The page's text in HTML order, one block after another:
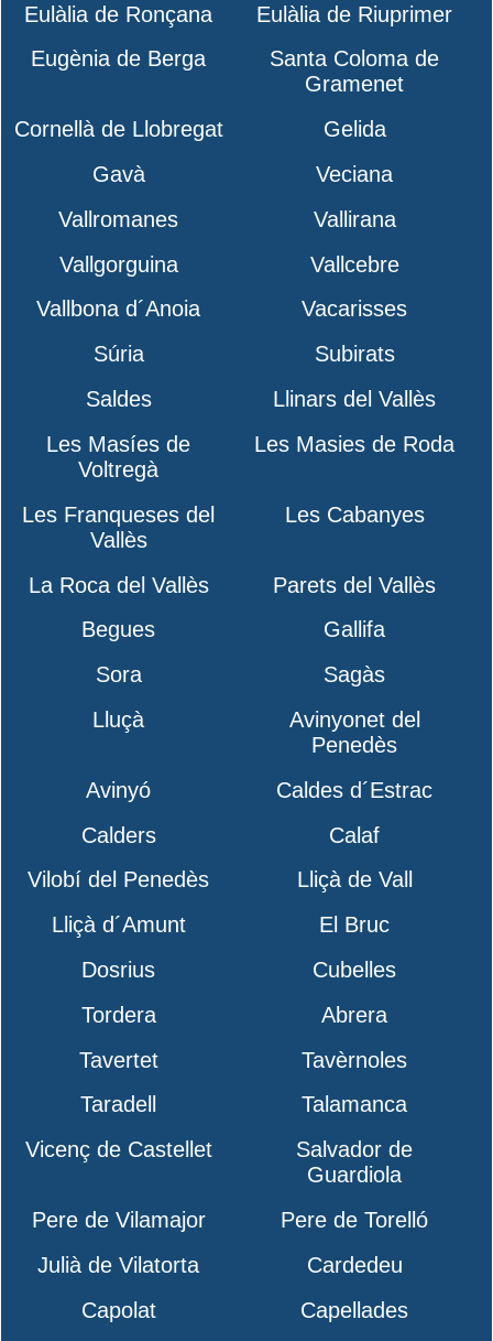
Eulàlia de Ronçana
Eulàlia de Riuprimer
Eugènia de Berga
Santa Coloma de
Gramenet
Cornellà de Llobregat
Gelida
Gavà
Veciana
Vallromanes
Vallirana
Vallgorguina
Vallcebre
Vallbona d´Anoia
Vacarisses
Súria
Subirats
Saldes
Llinars del Vallès
Les Masíes de
Voltregà
Les Masies de Roda
Les Franqueses del
Vallès
Les Cabanyes
La Roca del Vallès
Parets del Vallès
Begues
Gallifa
Sora
Sagàs
Lluçà
Avinyonet del
Penedès
Avinyó
Caldes d´Estrac
Calders
Calaf
Vilobí del Penedès
Lliçà de Vall
Lliçà d´Amunt
El Bruc
Dosrius
Cubelles
Tordera
Abrera
Tavertet
Tavèrnoles
Taradell
Talamanca
Vicenç de Castellet
Salvador de
Guardiola
Pere de Vilamajor
Pere de Torelló
Julià de Vilatorta
Cardedeu
Capolat
Capellades